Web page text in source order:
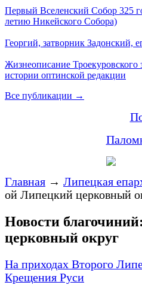
Первый Вселенский Собор 325
летию Никейского Собора)
Георгий, затворник Задонский,
Жизнеописание
истории оптинской редакции
Все публикации →
Главная → Липецкая
ой Липецкий церковный
Новости
церковный округ
На приходах Второго
Крещения Руси